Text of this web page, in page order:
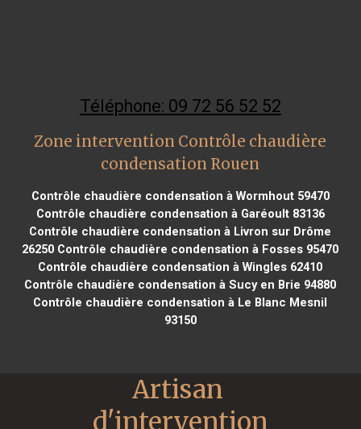
Téléphone: 09 72 56 52 52
Zone intervention Contrôle chaudière
condensation Rouen
Contrôle chaudière condensation à Wormhout 59470
Contrôle chaudière condensation à Garéoult 83136
Contrôle chaudière condensation à Livron sur Drôme
26250 Contrôle chaudière condensation à Fosses 95470
Contrôle chaudière condensation à Wingles 62410
Contrôle chaudière condensation à Sucy en Brie 94880
Contrôle chaudière condensation à Le Blanc Mesnil
93150
Artisan
d'intervention